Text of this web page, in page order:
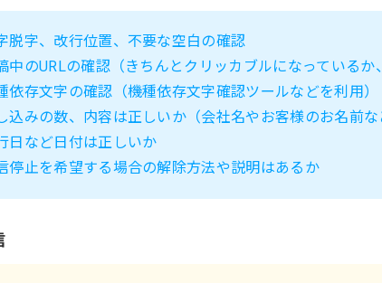
字、改行位置、不要な空白の確認
のURLの確認（きちんとクリッカブルになっているか
存文字の確認（機種依存文字確認ツールなどを利用）
みの数、内容は正しいか（会社名やお客様のお名前な
など日付は正しいか
止を希望する場合の解除方法や説明はあるか